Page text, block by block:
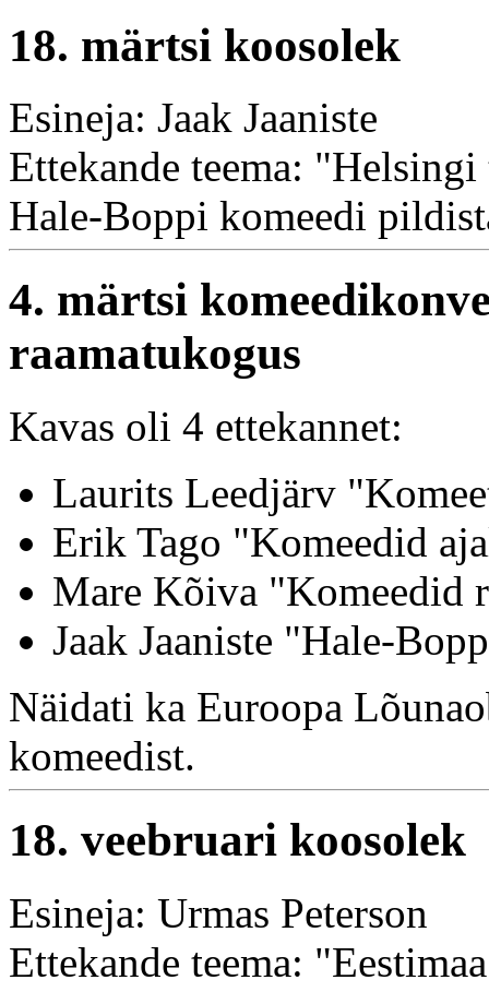
18. märtsi koosolek
Esineja: Jaak Jaaniste
Ettekande teema:
Hale-Boppi komeedi
4. märtsi
raamatukogus
Kavas oli 4 ettekannet:
Laurits Leedjärv
Erik Tago "Komeedid
Mare Kõiva "Komeedid
Jaak Jaaniste "Hale-
Näidati ka Euroopa
komeedist.
18. veebruari koosolek
Esineja: Urmas Peterson
Ettekande teema: